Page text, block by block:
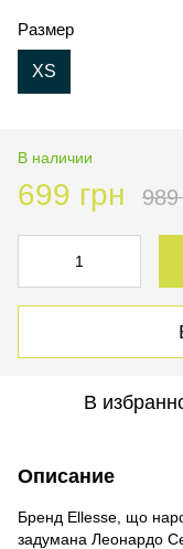
Размер
XS
В наличии
699 грн 989
В
Описание
Бренд Ellesse, що
задумана Леонардо